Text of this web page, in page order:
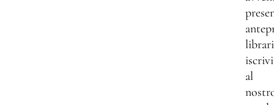
al